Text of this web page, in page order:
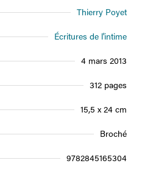
Thierry Poyet
Écritures de l'intime
4 mars 2013
312 pages
15,5 x 24 cm
Broché
9782845165304